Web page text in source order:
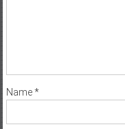
Name*